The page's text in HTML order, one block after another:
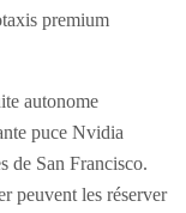
premium
autonome
puce Nvidia
de San Francisco.
peuvent les réserver